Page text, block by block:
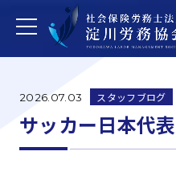
2026.07.03 スタッフブログ
サッカー日本代